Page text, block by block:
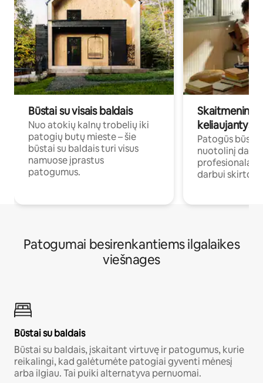
Būstai su visais baldais
Nuo atokių kalnų trobelių iki
patogių butų mieste – šie
būstai su baldais turi visus
namuose įprastus
patogumus.
keliaujantys
Patogūs
nuotolinį
darbui
Patogumai besirenkantiems ilgalaikes
viešnages
Būstai su baldais
Būstai su baldais, įskaitant virtuvę ir patogumus, kurie
reikalingi, kad galėtumėte patogiai gyventi mėnesį
arba ilgiau. Tai puiki alternatyva pernuomai.